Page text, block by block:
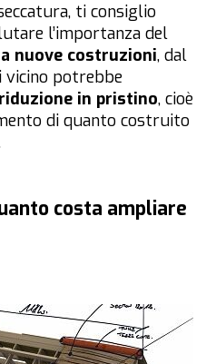
ti consiglio
l’importanza del
nuove costruzioni, dal
vicino potrebbe
riduzione in pristino, cioè
di quanto costruito
costa ampliare